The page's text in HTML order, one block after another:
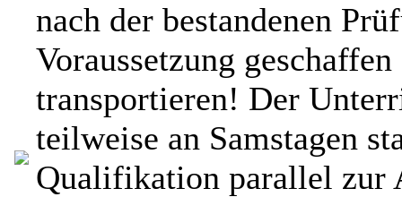
nach der bestandenen
Voraussetzung
transportieren! Der
teilweise an Samstagen
Qualifikation parallel zur